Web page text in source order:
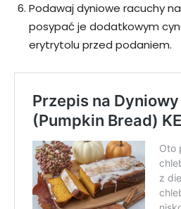
Podawaj dyniowe racuchy
posypać je dodatkowym
erytrytolu przed podaniem.